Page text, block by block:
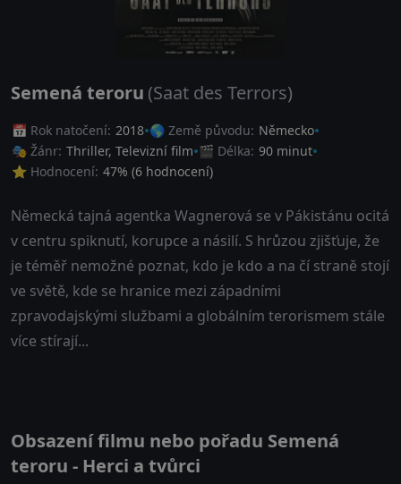
Semená teroru (Saat des Terrors)
📅 Rok natočení: 2018 🌎 Země původu: Německo
🎭 Žánr: Thriller, Televizní film 🎬 Délka: 90 minut
⭐ Hodnocení: 47% (6 hodnocení)
Německá tajná agentka Wagnerová se v Pákistánu ocitá
v centru spiknutí, korupce a násilí. S hrůzou zjišťuje, že
je téměř nemožné poznat, kdo je kdo a na čí straně stojí
ve světě, kde se hranice mezi západními
zpravodajskými službami a globálním terorismem stále
více stírají...
Obsazení filmu nebo pořadu Semená
teroru - Herci a tvůrci